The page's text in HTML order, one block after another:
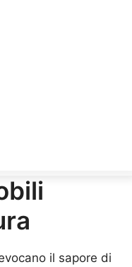
il sapore di